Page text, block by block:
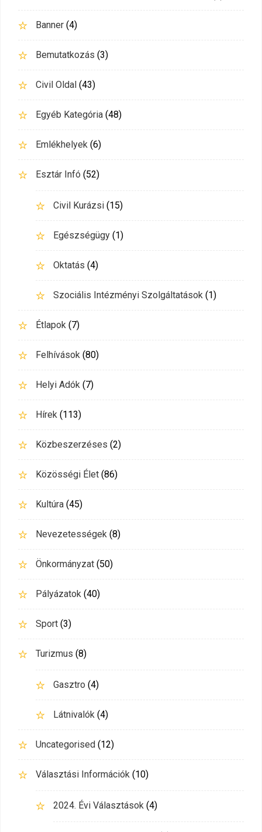
Banner (4)
Bemutatkozás (3)
Civil Oldal (43)
Egyéb Kategória (48)
Emlékhelyek (6)
Esztár Infó (52)
Civil Kurázsi (15)
Egészségügy (1)
Oktatás (4)
Szociális Intézményi Szolgáltatások (1)
Étlapok (7)
Felhívások (80)
Helyi Adók (7)
Hírek (113)
Közbeszerzéses (2)
Közösségi Élet (86)
Kultúra (45)
Nevezetességek (8)
Önkormányzat (50)
Pályázatok (40)
Sport (3)
Turizmus (8)
Gasztro (4)
Látnivalók (4)
Uncategorised (12)
Választási Információk (10)
2024. Évi Választások (4)